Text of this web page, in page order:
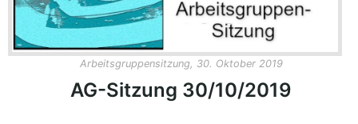
Team
Fellows
Veranstaltungsarchiv
Arbeitsgruppensitzung, 30. Oktober 2019
AG-Sitzung 30/10/2019